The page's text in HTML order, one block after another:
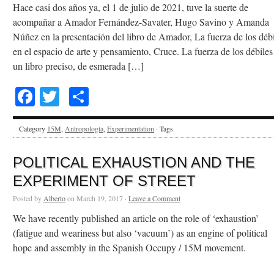
Hace casi dos años ya, el 1 de julio de 2021, tuve la suerte de
acompañar a Amador Fernández-Savater, Hugo Savino y Amanda
Núñez en la presentación del libro de Amador, La fuerza de los
en el espacio de arte y pensamiento, Cruce. La fuerza de los
un libro preciso, de esmerada […]
Facebook
Twitter
Category 15M, Antropología, Experimentation · Tags
POLITICAL EXHAUSTION AND THE
EXPERIMENT OF STREET
Posted by Albertoon March 19, 2017 · Leave a Comment
We have recently published an article on the role of ‘exhaustion’
(fatigue and weariness but also ‘vacuum’) as an engine of political
hope and assembly in the Spanish Occupy / 15M movement.